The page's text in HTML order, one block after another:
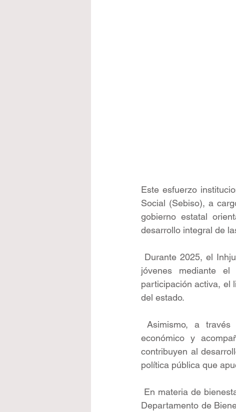
Este esfuerzo
Social (Sebiso), a
gobierno estatal
desarrollo integral de
Durante 2025, el
jóvenes mediante
participación activa, el
del estado.
Asimismo, a través
económico y
contribuyen al
política pública que
En materia de
Departamento de